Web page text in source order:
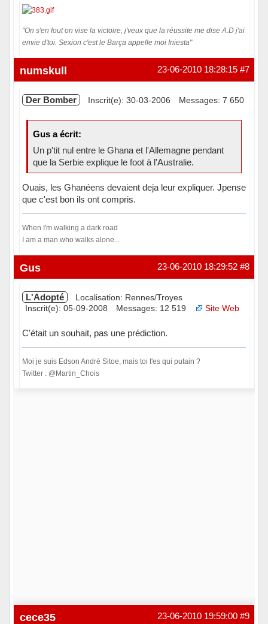
"On s'en fout on vise la victoire, j'veux que la réussite me dise A.D j'ai
envie d'toi. Sexion c'est le Barça appelle moi Iniesta"
Hors ligne #7
23-06-2010 18:28:15
numskull
Der Bomber Inscrit(e): 30-03-2006 Messages: 7 650
Gus a écrit:
Un p'tit nul entre le Ghana et l'Allemagne pendant
que la Serbie explique le foot à l'Australie.
Ouais, les Ghanéens devaient deja leur expliquer. Jpense
que c'est bon ils ont compris.
When I'm walking a dark road
I am a man who walks alone...
Hors ligne #8
23-06-2010 18:29:52
Gus
L'Adopté
Localisation: Rennes/Troyes
Inscrit(e): 05-09-2008
Messages: 12 519 Site Web
C'était un souhait, pas une prédiction.
Moi je suis Edson André Sitoe, mais toi t'es qui putain ?
Twitter : @Martin_Chois
#9
23-06-2010 19:59:00
cece35